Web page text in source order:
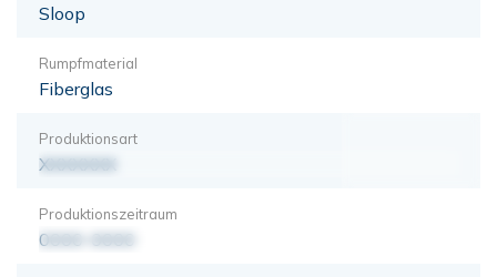
Sloop
Rumpfmaterial
Fiberglas
Produktionsart
XXXXXXX
Produktionszeitraum
0000-0000